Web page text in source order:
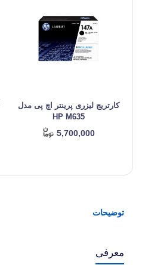
کارتریج لیزری پرینتر اچ پی مدل
HP M635
5,700,000
توضیحات
معرفی